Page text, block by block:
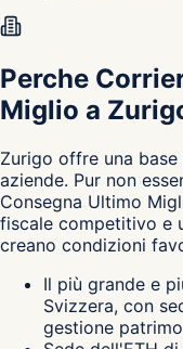
Perche
Miglio a
Zurigo offre una
aziende. Pur non
Consegna Ultimo
fiscale competitivo e
creano condizioni
Il più grande e
Svizzera, con
gestione